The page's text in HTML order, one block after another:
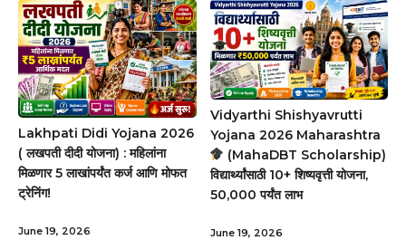
Lakhpati Didi Yojana 2026
( लखपती दीदी योजना) : महिलांना
मिळणार ₹5 लाखांपर्यंत कर्ज आणि मोफत
ट्रेनिंग!
June 19, 2026
Vidyarthi Shishyavrutti
Yojana 2026 Maharashtra
(MahaDBT Scholarship)
विद्यार्थ्यांसाठी 10+ शिष्यवृत्ती योजना,
₹50,000 पर्यंत लाभ
June 19, 2026